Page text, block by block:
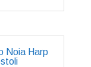
Noia Harp